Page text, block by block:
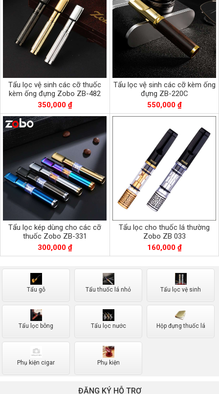
Tẩu lọc vệ sinh các cỡ thuốc
kèm ống đựng Zobo ZB-482
350,000 ₫
Tẩu lọc vệ sinh các cỡ kèm ống
đựng ZB-220C
550,000 ₫
Tẩu lọc kép dùng cho các cỡ
thuốc Zobo ZB-331
300,000 ₫
Tẩu lọc cho thuốc lá thường
Zobo ZB 033
160,000 ₫
Tẩu gỗ Tẩu thuốc lá nhỏ Tẩu lọc vệ sinh
Tẩu lọc bông Tẩu lọc nước Hộp đựng thuốc lá
Phụ kiện cigar Phụ kiện
ĐĂNG KÝ HỖ TRỢ